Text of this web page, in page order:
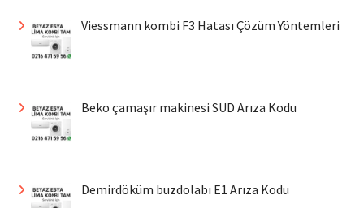
Viessmann kombi F3 Hatası Çözüm Yöntemleri
Beko çamaşır makinesi SUD Arıza Kodu
Demirdöküm buzdolabı E1 Arıza Kodu